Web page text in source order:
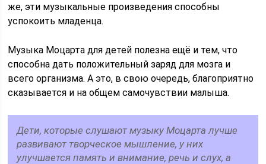
же, эти музыкальные произведения способны
успокоить младенца.
Музыка Моцарта для детей полезна ещё и тем, что
способна дать положительный заряд для мозга и
всего организма. А это, в свою очередь, благоприятно
сказывается и на общем самочувствии малыша.
Дети, которые слушают музыку Моцарта лучше
развивают творческое мышление, у них
улучшается память и внимание, речь и слух, а